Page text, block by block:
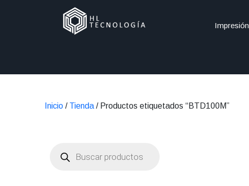
Impresión
Inicio / Tienda / Productos etiquetados “BTD100M”
productos